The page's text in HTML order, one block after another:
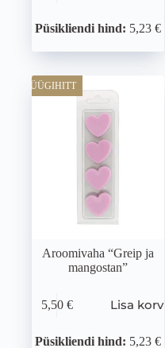
Püsikliendi hind: 5,23 €
MÜÜGIHITT
Aroomivaha “Greip ja
mangostan”
5,50 € Lisa korvi
Püsikliendi hind: 5,23 €